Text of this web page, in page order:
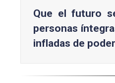
Que el futuro
personas
infladas de